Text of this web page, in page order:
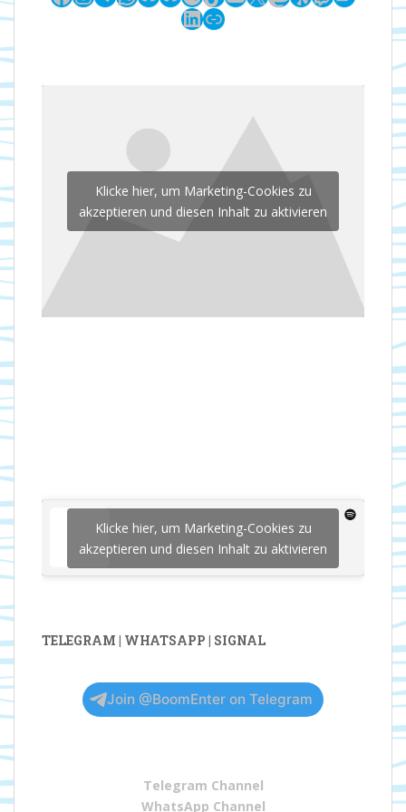
LinkedIn
Link
Klicke hier, um Marketing-Cookies zu
akzeptieren und diesen Inhalt zu aktivieren
Klicke hier, um Marketing-Cookies zu
akzeptieren und diesen Inhalt zu aktivieren
TELEGRAM | WHATSAPP | SIGNAL
Join @BoomEnter on Telegram
Telegram Channel
WhatsApp Channel